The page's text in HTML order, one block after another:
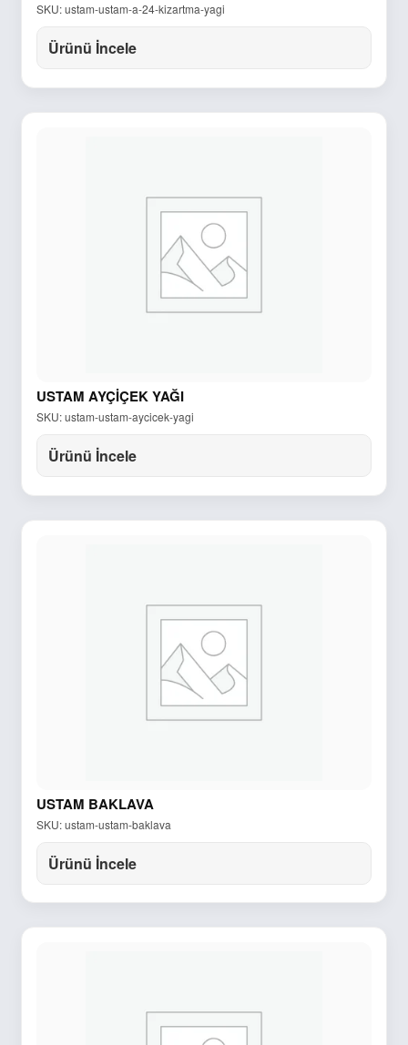
SKU: ustam-ustam-a-24-kizartma-yagi
Ürünü İncele
USTAM AYÇİÇEK YAĞI
SKU: ustam-ustam-aycicek-yagi
Ürünü İncele
USTAM BAKLAVA
SKU: ustam-ustam-baklava
Ürünü İncele